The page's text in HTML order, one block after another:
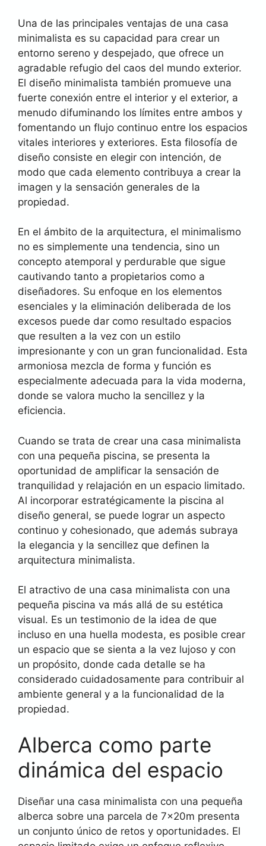
Una de las principales ventajas de una casa
minimalista es su capacidad para crear un
entorno sereno y despejado, que ofrece un
agradable refugio del caos del mundo exterior.
El diseño minimalista también promueve una
fuerte conexión entre el interior y el exterior, a
menudo difuminando los límites entre ambos y
fomentando un flujo continuo entre los espacios
vitales interiores y exteriores. Esta filosofía de
diseño consiste en elegir con intención, de
modo que cada elemento contribuya a crear la
imagen y la sensación generales de la
propiedad.
En el ámbito de la arquitectura, el minimalismo
no es simplemente una tendencia, sino un
concepto atemporal y perdurable que sigue
cautivando tanto a propietarios como a
diseñadores. Su enfoque en los elementos
esenciales y la eliminación deliberada de los
excesos puede dar como resultado espacios
que resulten a la vez con un estilo
impresionante y con un gran funcionalidad. Esta
armoniosa mezcla de forma y función es
especialmente adecuada para la vida moderna,
donde se valora mucho la sencillez y la
eficiencia.
Cuando se trata de crear una casa minimalista
con una pequeña piscina, se presenta la
oportunidad de amplificar la sensación de
tranquilidad y relajación en un espacio limitado.
Al incorporar estratégicamente la piscina al
diseño general, se puede lograr un aspecto
continuo y cohesionado, que además subraya
la elegancia y la sencillez que definen la
arquitectura minimalista.
El atractivo de una casa minimalista con una
pequeña piscina va más allá de su estética
visual. Es un testimonio de la idea de que
incluso en una huella modesta, es posible crear
un espacio que se sienta a la vez lujoso y con
un propósito, donde cada detalle se ha
considerado cuidadosamente para contribuir al
ambiente general y a la funcionalidad de la
propiedad.
Alberca como parte
dinámica del espacio
Diseñar una casa minimalista con una pequeña
alberca sobre una parcela de 7x20m presenta
un conjunto único de retos y oportunidades. El